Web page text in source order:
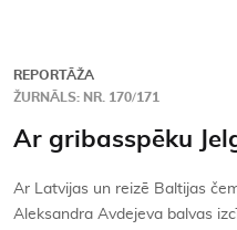
REPORTĀŽA
ŽURNĀLS: NR. 170/171
Ar gribasspēku
Ar Latvijas un reizē Baltijas
Aleksandra Avdejeva balvas